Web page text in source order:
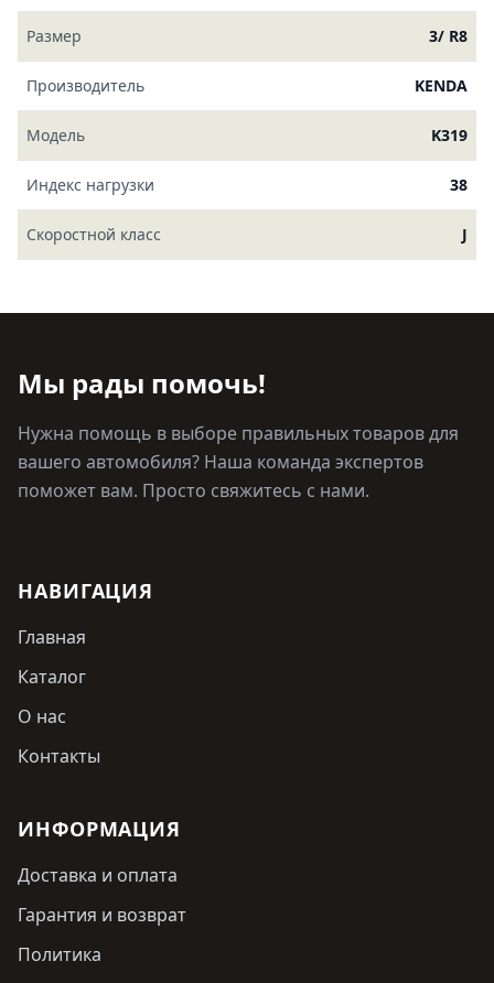
Размер 3/ R8
Производитель KENDA
Модель K319
Индекс нагрузки 38
Скоростной класс J
Мы рады помочь!
Нужна помощь в выборе правильных товаров для
вашего автомобиля? Наша команда экспертов
поможет вам. Просто свяжитесь с нами.
НАВИГАЦИЯ
Главная
Каталог
О нас
Контакты
ИНФОРМАЦИЯ
Доставка и оплата
Гарантия и возврат
Политика